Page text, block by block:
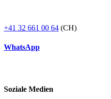
+41 32 661 00 64 (CH)
WhatsApp
Soziale Medien